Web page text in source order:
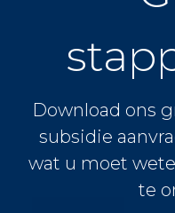
Download ons
subsidie
wat u moet
te